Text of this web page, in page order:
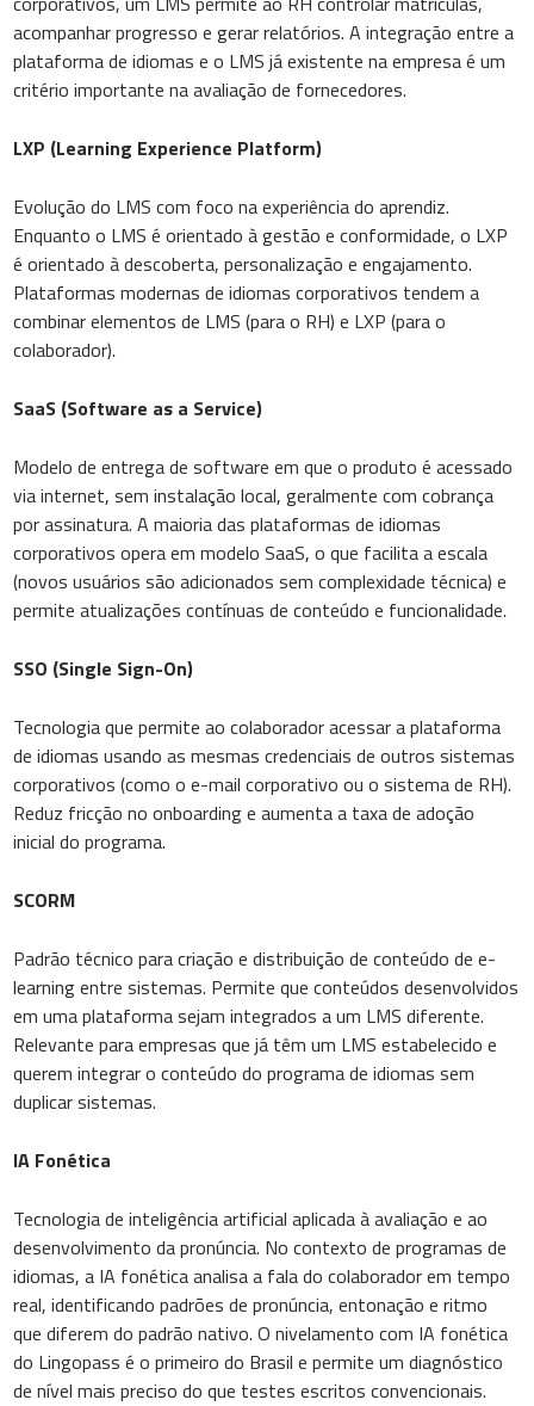
acompanhar progresso e gerar relatórios. A integração entre a
plataforma de idiomas e o LMS já existente na empresa é um
critério importante na avaliação de fornecedores.
LXP (Learning Experience Platform)
Evolução do LMS com foco na experiência do aprendiz.
Enquanto o LMS é orientado à gestão e conformidade, o LXP
é orientado à descoberta, personalização e engajamento.
Plataformas modernas de idiomas corporativos tendem a
combinar elementos de LMS (para o RH) e LXP (para o
colaborador).
SaaS (Software as a Service)
Modelo de entrega de software em que o produto é acessado
via internet, sem instalação local, geralmente com cobrança
por assinatura. A maioria das plataformas de idiomas
corporativos opera em modelo SaaS, o que facilita a escala
(novos usuários são adicionados sem complexidade técnica) e
permite atualizações contínuas de conteúdo e funcionalidade.
SSO (Single Sign-On)
Tecnologia que permite ao colaborador acessar a plataforma
de idiomas usando as mesmas credenciais de outros sistemas
corporativos (como o e-mail corporativo ou o sistema de RH).
Reduz fricção no onboarding e aumenta a taxa de adoção
inicial do programa.
SCORM
Padrão técnico para criação e distribuição de conteúdo de e-
learning entre sistemas. Permite que conteúdos desenvolvidos
em uma plataforma sejam integrados a um LMS diferente.
Relevante para empresas que já têm um LMS estabelecido e
querem integrar o conteúdo do programa de idiomas sem
duplicar sistemas.
IA Fonética
Tecnologia de inteligência artificial aplicada à avaliação e ao
desenvolvimento da pronúncia. No contexto de programas de
idiomas, a IA fonética analisa a fala do colaborador em tempo
real, identificando padrões de pronúncia, entonação e ritmo
que diferem do padrão nativo. O nivelamento com IA fonética
do Lingopass é o primeiro do Brasil e permite um diagnóstico
de nível mais preciso do que testes escritos convencionais.